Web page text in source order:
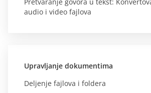
audio i video fajlova
Upravljanje dokumentima
Deljenje fajlova i foldera